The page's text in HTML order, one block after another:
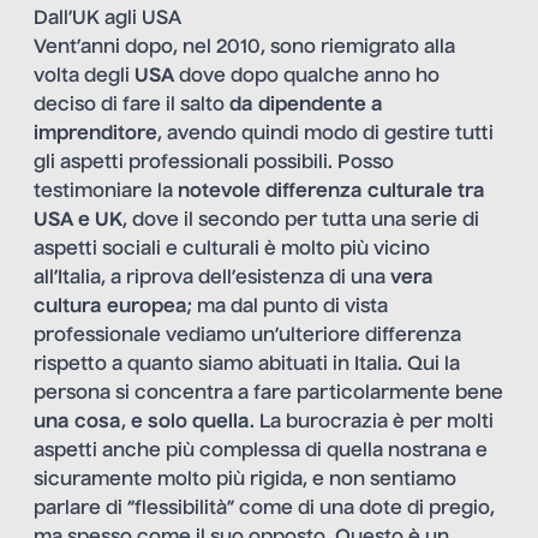
Dall’UK agli USA
Vent’anni dopo, nel 2010, sono riemigrato alla
volta degli USA dove dopo qualche anno ho
deciso di fare il salto da dipendente a
imprenditore, avendo quindi modo di gestire tutti
gli aspetti professionali possibili. Posso
testimoniare la notevole differenza culturale tra
USA e UK, dove il secondo per tutta una serie di
aspetti sociali e culturali è molto più vicino
all’Italia, a riprova dell’esistenza di una vera
cultura europea; ma dal punto di vista
professionale vediamo un’ulteriore differenza
rispetto a quanto siamo abituati in Italia. Qui la
persona si concentra a fare particolarmente bene
una cosa, e solo quella. La burocrazia è per molti
aspetti anche più complessa di quella nostrana e
sicuramente molto più rigida, e non sentiamo
parlare di “flessibilità” come di una dote di pregio,